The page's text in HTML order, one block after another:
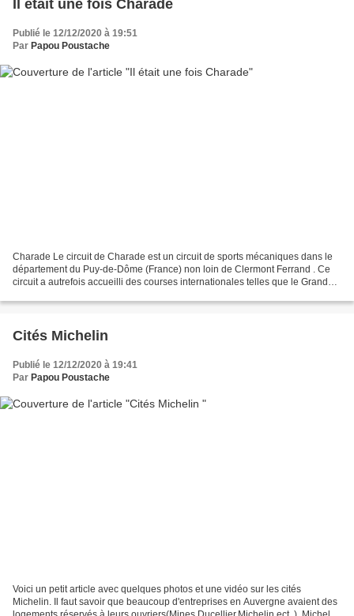
Il était une fois Charade
Publié le 12/12/2020 à 19:51
Par Papou Poustache
Charade Le circuit de Charade est un circuit de sports mécaniques dans le
département du Puy-de-Dôme (France) non loin de Clermont Ferrand . Ce
circuit a autrefois accueilli des courses internationales telles que le Grand
Cités Michelin
Publié le 12/12/2020 à 19:41
Par Papou Poustache
Voici un petit article avec quelques photos et une vidéo sur les cités
Michelin. Il faut savoir que beaucoup d'entreprises en Auvergne avaient des